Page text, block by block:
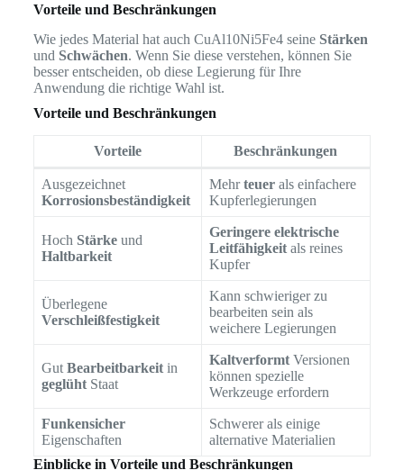
Vorteile und Beschränkungen
Wie jedes Material hat auch CuAl10Ni5Fe4 seine Stärken
und Schwächen. Wenn Sie diese verstehen, können Sie
besser entscheiden, ob diese Legierung für Ihre
Anwendung die richtige Wahl ist.
Vorteile und Beschränkungen
Vorteile Beschränkungen
Ausgezeichnet
Korrosionsbeständigkeit
Mehrteuerals einfachere
Kupferlegierungen
Hoch Stärkeund
Haltbarkeit
Geringere elektrische
Leitfähigkeitals reines
Kupfer
Überlegene
Verschleißfestigkeit
Kann schwieriger zu
bearbeiten sein als
weichere Legierungen
Gut Bearbeitbarkeitin
geglühtStaat
KaltverformtVersionen
können spezielle
Werkzeuge erfordern
Funkensicher
Eigenschaften
Schwerer als einige
alternative Materialien
Einblicke in Vorteile und Beschränkungen